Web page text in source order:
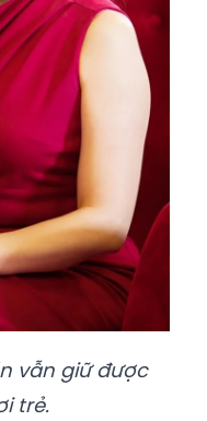
vẫn giữ được
trẻ.